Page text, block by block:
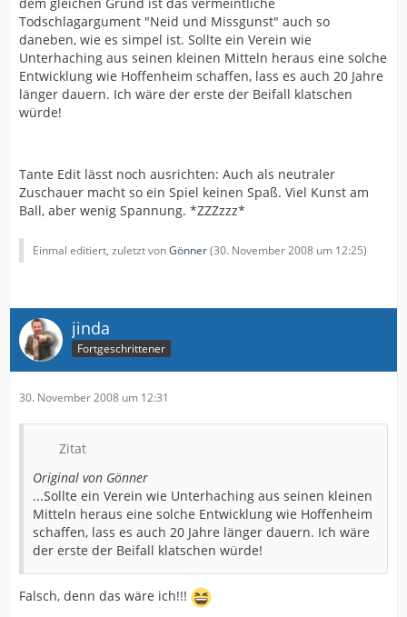
Todschlagargument "Neid und Missgunst" auch so
daneben, wie es simpel ist. Sollte ein Verein wie
Unterhaching aus seinen kleinen Mitteln heraus eine solche
Entwicklung wie Hoffenheim schaffen, lass es auch 20 Jahre
länger dauern. Ich wäre der erste der Beifall klatschen
würde!
Tante Edit lässt noch ausrichten: Auch als neutraler
Zuschauer macht so ein Spiel keinen Spaß. Viel Kunst am
Ball, aber wenig Spannung. *ZZZzzz*
Einmal editiert, zuletzt vonGönner(30. November 2008 um 12:25)
jinda
Fortgeschrittener
30. November 2008 um 12:31
Zitat
Original von Gönner
...Sollte ein Verein wie Unterhaching aus seinen kleinen
Mitteln heraus eine solche Entwicklung wie Hoffenheim
schaffen, lass es auch 20 Jahre länger dauern. Ich wäre
der erste der Beifall klatschen würde!
Falsch, denn das wäre ich!!!